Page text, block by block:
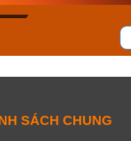
SÁCH CHUNG